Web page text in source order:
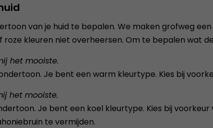
van je huid te bepalen. We maken grofweg
kleuren niet overheersen. Om te bepalen wat
het mooiste.
Je bent een warm kleurtype. Kies bij
het mooiste.
Je bent een koel kleurtype. Kies bij
te vermijden.